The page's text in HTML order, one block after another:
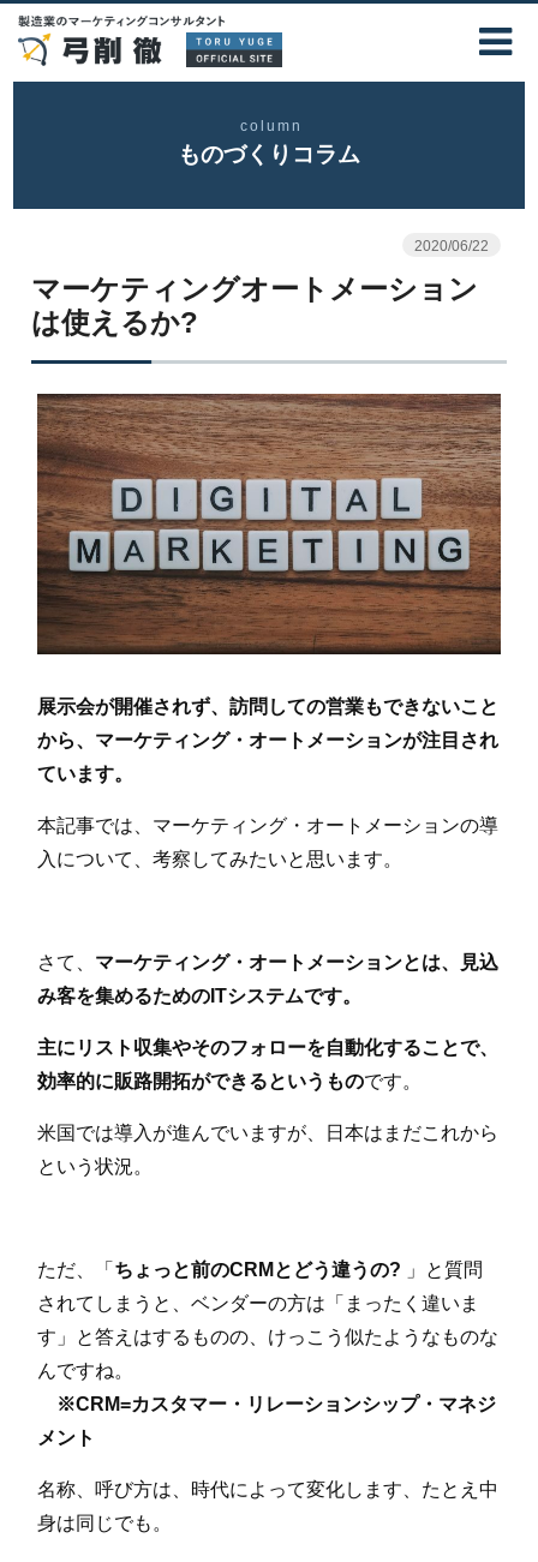
column
ものづくりコラム
2020/06/22
マーケティングオートメーション
は使えるか?
展示会が開催されず、訪問しての営業もできないこと
から、マーケティング・オートメーションが注目され
ています。
本記事では、マーケティング・オートメーションの導
入について、考察してみたいと思います。
さて、 マーケティング・オートメーションとは、見込
み客を集めるためのITシステムです。
主にリスト収集やそのフォローを自動化することで、
効率的に販路開拓ができるというものです。
米国では導入が進んでいますが、日本はまだこれから
という状況。
ただ、「 ちょっと前のCRMとどう違うの? 」と質問
されてしまうと、ベンダーの方は「まったく違いま
す」と答えはするものの、けっこう似たようなものな
んですね。
※CRM=カスタマー・リレーションシップ・マネジ
メント
名称、呼び方は、時代によって変化します、たとえ中
身は同じでも。